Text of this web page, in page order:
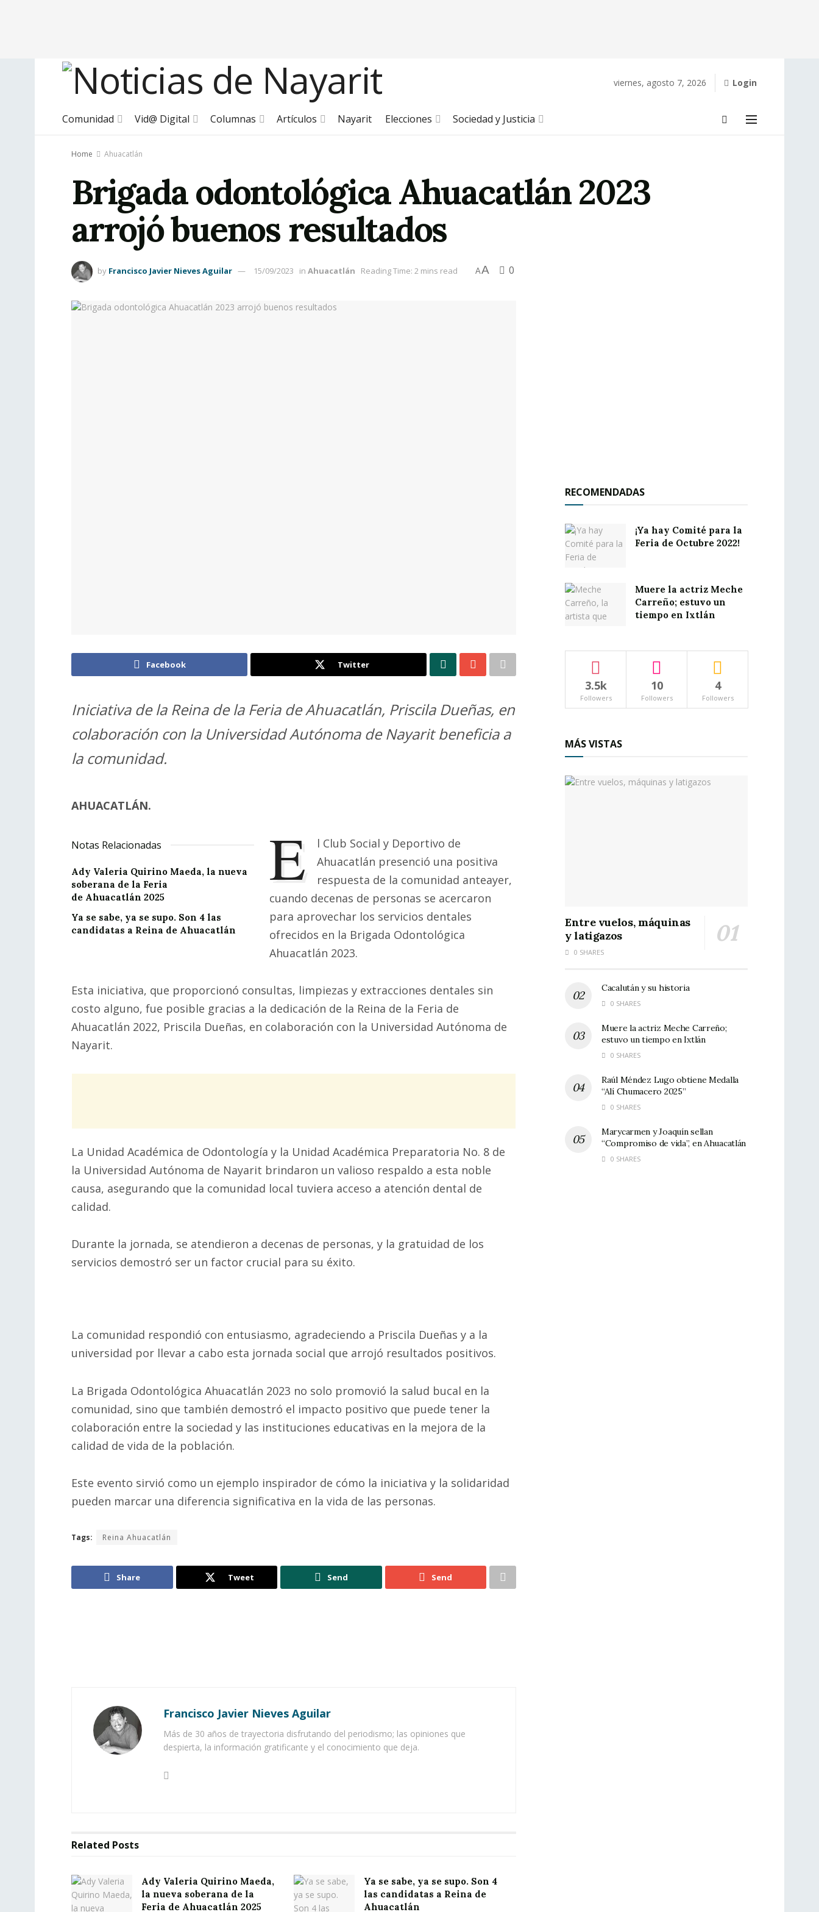
viernes, agosto 7, 2026 Login
Comunidad Vid@ Digital Columnas Artículos Nayarit Elecciones Sociedad y Justicia
Home Ahuacatlán
Brigada odontológica Ahuacatlán 2023
arrojó buenos resultados
by Francisco Javier Nieves Aguilar 15/09/2023 in Ahuacatlán Reading Time: 2 mins read AA 0
Facebook Twitter
Iniciativa de la Reina de la Feria de Ahuacatlán, Priscila Dueñas, en
colaboración con la Universidad Autónoma de Nayarit beneficia a
la comunidad.
AHUACATLÁN.
Notas Relacionadas
Ady Valeria Quirino Maeda, la nueva
soberana de la Feria
de Ahuacatlán 2025
Ya se sabe, ya se supo. Son 4 las
candidatas a Reina de Ahuacatlán
E
l Club Social y Deportivo de
Ahuacatlán presenció una positiva
respuesta de la comunidad anteayer,
cuando decenas de personas se acercaron
para aprovechar los servicios dentales
ofrecidos en la Brigada Odontológica
Ahuacatlán 2023.
Esta iniciativa, que proporcionó consultas, limpiezas y extracciones dentales sin
costo alguno, fue posible gracias a la dedicación de la Reina de la Feria de
Ahuacatlán 2022, Priscila Dueñas, en colaboración con la Universidad Autónoma de
Nayarit.
La Unidad Académica de Odontología y la Unidad Académica Preparatoria No. 8 de
la Universidad Autónoma de Nayarit brindaron un valioso respaldo a esta noble
causa, asegurando que la comunidad local tuviera acceso a atención dental de
calidad.
Durante la jornada, se atendieron a decenas de personas, y la gratuidad de los
servicios demostró ser un factor crucial para su éxito.
La comunidad respondió con entusiasmo, agradeciendo a Priscila Dueñas y a la
universidad por llevar a cabo esta jornada social que arrojó resultados positivos.
La Brigada Odontológica Ahuacatlán 2023 no solo promovió la salud bucal en la
comunidad, sino que también demostró el impacto positivo que puede tener la
colaboración entre la sociedad y las instituciones educativas en la mejora de la
calidad de vida de la población.
Este evento sirvió como un ejemplo inspirador de cómo la iniciativa y la solidaridad
pueden marcar una diferencia significativa en la vida de las personas.
Tags: Reina Ahuacatlán
Share Tweet Send Send
Francisco Javier Nieves Aguilar
Más de 30 años de trayectoria disfrutando del periodismo; las opiniones que
despierta, la información gratificante y el conocimiento que deja.
Related Posts
Ady Valeria Quirino Maeda,
la nueva soberana de la
Feria de Ahuacatlán 2025
Ya se sabe, ya se supo. Son 4
las candidatas a Reina de
Ahuacatlán
RECOMENDADAS
¡Ya hay Comité para la
Feria de Octubre 2022!
Muere la actriz Meche
Carreño; estuvo un
tiempo en Ixtlán
3.5k
Followers
10
Followers
4
Followers
MÁS VISTAS
Entre vuelos, máquinas
y latigazos
0 SHARES
Cacalután y su historia
0 SHARES
Muere la actriz Meche Carreño;
estuvo un tiempo en Ixtlán
0 SHARES
Raúl Méndez Lugo obtiene Medalla
“Alí Chumacero 2025”
0 SHARES
Marycarmen y Joaquín sellan
“Compromiso de vida”, en Ahuacatlán
0 SHARES